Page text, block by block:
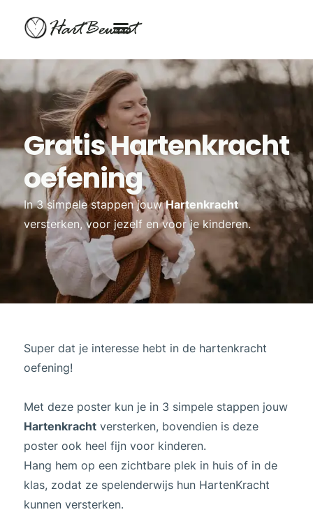
HartBewust
Gratis Hartenkracht
oefening
In 3 simpele stappen jouwHartenkracht
versterken, voor jezelf en voor je kinderen.
Super dat je interesse hebt in de hartenkracht
oefening!
Met deze poster kun je in 3 simpele stappen jouw
Hartenkrachtversterken, bovendien is deze
poster ook heel fijn voor kinderen.
Hang hem op een zichtbare plek in huis of in de
klas, zodat ze spelenderwijs hun HartenKracht
kunnen versterken.